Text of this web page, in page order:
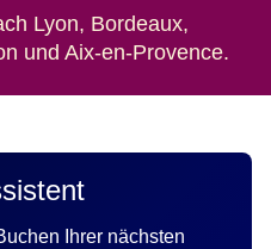
Lyon, Bordeaux,
und Aix-en-Provence.
Ihrer nächsten